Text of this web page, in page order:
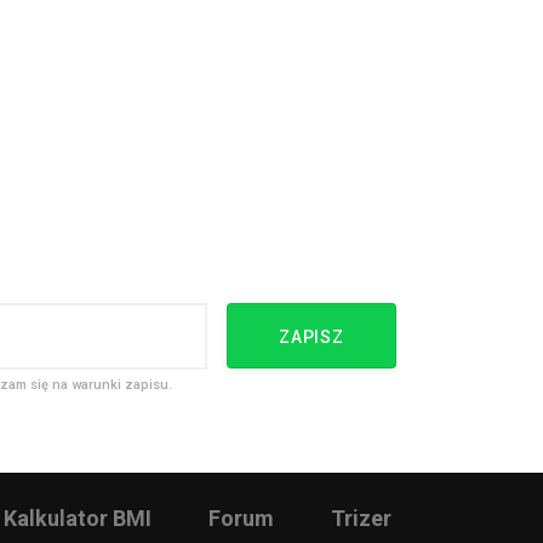
ZAPISZ
się na warunki zapisu.
Kalkulator BMI Forum Trizer